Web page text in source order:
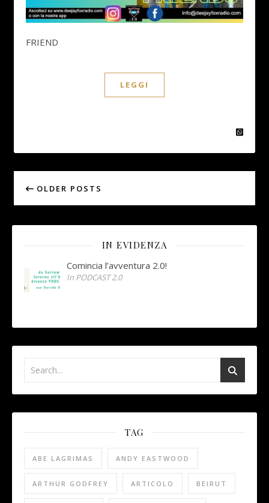
FRIEND
LEGGI
OLDER POSTS
IN EVIDENZA
Comincia l’avventura 2.0!
In PODCAST 2.0
TAG
ABE LAGRIMAS ANDY EASTWOOD
ARTHUR GODFREY ARTICOLO BEIRUT